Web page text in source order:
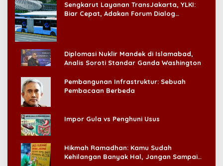
Sengkarut Layanan TransJakarta, YLKI:
Biar Cepat, Adakan Forum Dialog
Diplomasi Nuklir Mandek di Islamabad,
Analis Soroti Standar Ganda Washington
Pembangunan Infrastruktur: Sebuah
Pembacaan Berbeda
Impor Gula vs Penghuni Usus
Hikmah Ramadhan: Kamu Sudah
Kehilangan Banyak Hal, Jangan Sampai